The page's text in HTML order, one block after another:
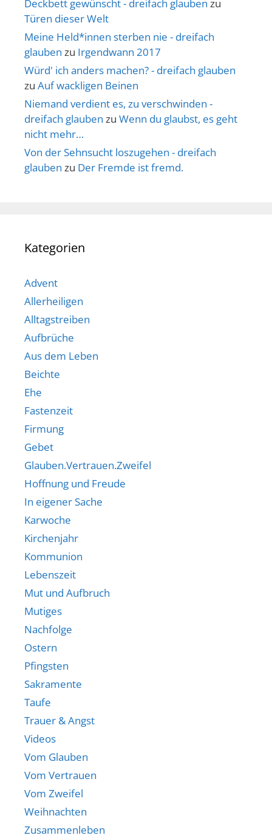
Deckbett gewünscht - dreifach glauben zu
Türen dieser Welt
Meine Held*innen sterben nie - dreifach
glauben zu Irgendwann 2017
Würd' ich anders machen? - dreifach glauben
zu Auf wackligen Beinen
Niemand verdient es, zu verschwinden -
dreifach glauben zu Wenn du glaubst, es geht
nicht mehr…
Von der Sehnsucht loszugehen - dreifach
glauben zu Der Fremde ist fremd.
Kategorien
Advent
Allerheiligen
Alltagstreiben
Aufbrüche
Aus dem Leben
Beichte
Ehe
Fastenzeit
Firmung
Gebet
Glauben.Vertrauen.Zweifel
Hoffnung und Freude
In eigener Sache
Karwoche
Kirchenjahr
Kommunion
Lebenszeit
Mut und Aufbruch
Mutiges
Nachfolge
Ostern
Pfingsten
Sakramente
Taufe
Trauer & Angst
Videos
Vom Glauben
Vom Vertrauen
Vom Zweifel
Weihnachten
Zusammenleben